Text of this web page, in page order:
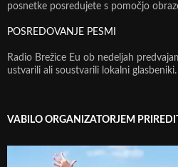
posnetke posredujete s pomočjo
POSREDOVANJE PESMI
Radio Brežice Eu ob nedeljah
ustvarili ali soustvarili lokalni glasbeniki.
VABILO ORGANIZATORJEM